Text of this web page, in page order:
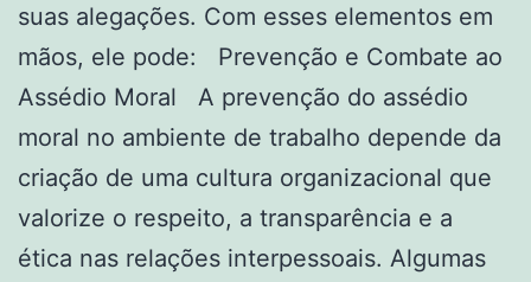
suas alegações. Com esses elementos em
mãos, ele pode: Prevenção e Combate ao
Assédio Moral A prevenção do assédio
moral no ambiente de trabalho depende da
criação de uma cultura organizacional que
valorize o respeito, a transparência e a
ética nas relações interpessoais. Algumas